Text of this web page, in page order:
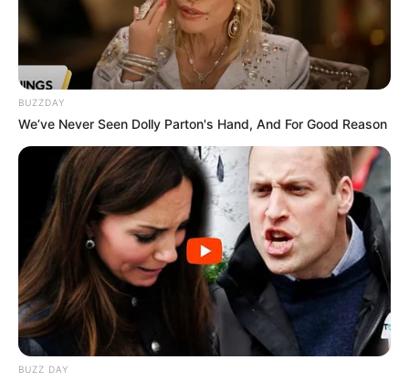
BUZZDAY
We’ve Never Seen Dolly Parton's Hand, And For Good Reason
BUZZ DAY